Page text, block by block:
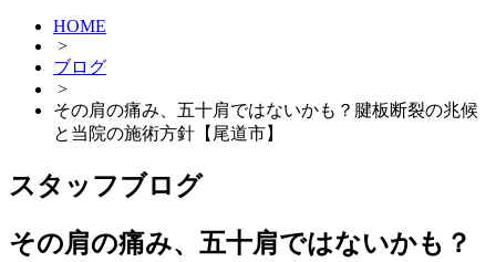
HOME
>
ブログ
>
その肩の痛み、五十肩ではないかも？腱板断裂の兆候
と当院の施術方針【尾道市】
スタッフブログ
その肩の痛み、五十肩ではないかも？